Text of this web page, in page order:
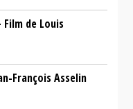
Film de Louis
François Asselin